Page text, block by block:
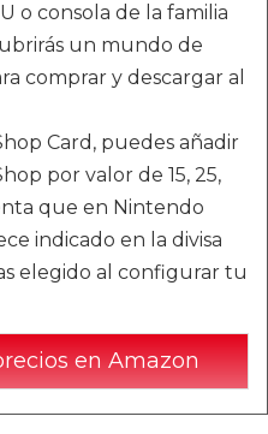
o consola de la familia
un mundo de
comprar y descargar al
Card, puedes añadir
por valor de 15, 25,
que en Nintendo
indicado en la divisa
elegido al configurar tu
en Amazon